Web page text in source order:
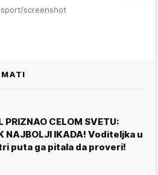
screenshot
PRIZNAO CELOM SVETU:
NAJBOLJI IKADA! Voditeljka u
puta ga pitala da proveri!